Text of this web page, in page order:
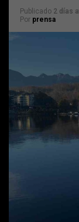
Publicado 2 días
Por prensa